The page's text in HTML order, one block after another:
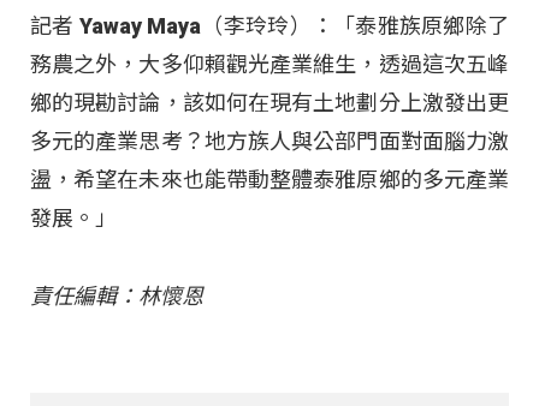
記者 Yaway Maya（李玲玲）：「泰雅族原鄉除了
務農之外，大多仰賴觀光產業維生，透過這次五峰
鄉的現勘討論，該如何在現有土地劃分上激發出更
多元的產業思考？地方族人與公部門面對面腦力激
盪，希望在未來也能帶動整體泰雅原鄉的多元產業
發展。」
責任編輯：林懷恩